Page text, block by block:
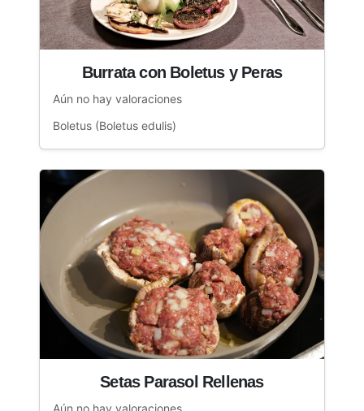
Burrata con Boletus y Peras
Aún no hay valoraciones
Boletus (Boletus edulis)
Setas Parasol Rellenas
Aún no hay valoraciones